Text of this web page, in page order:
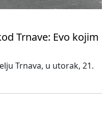
Trnave: Evo kojim
Trnava, u utorak, 21.